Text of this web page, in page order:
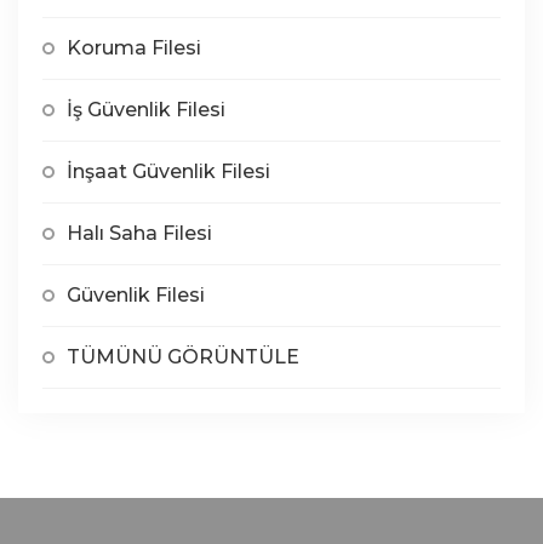
Koruma Filesi
İş Güvenlik Filesi
İnşaat Güvenlik Filesi
Halı Saha Filesi
Güvenlik Filesi
TÜMÜNÜ GÖRÜNTÜLE